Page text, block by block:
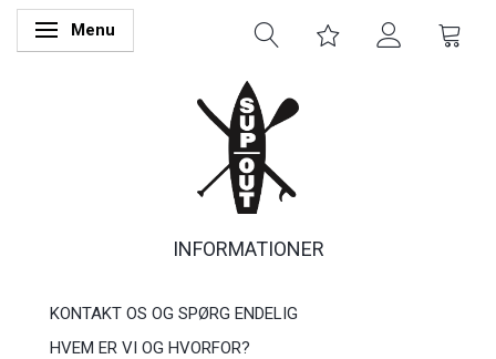
Skifte navigation
Menu
INFORMATIONER
KONTAKT OS OG SPØRG ENDELIG
HVEM ER VI OG HVORFOR?